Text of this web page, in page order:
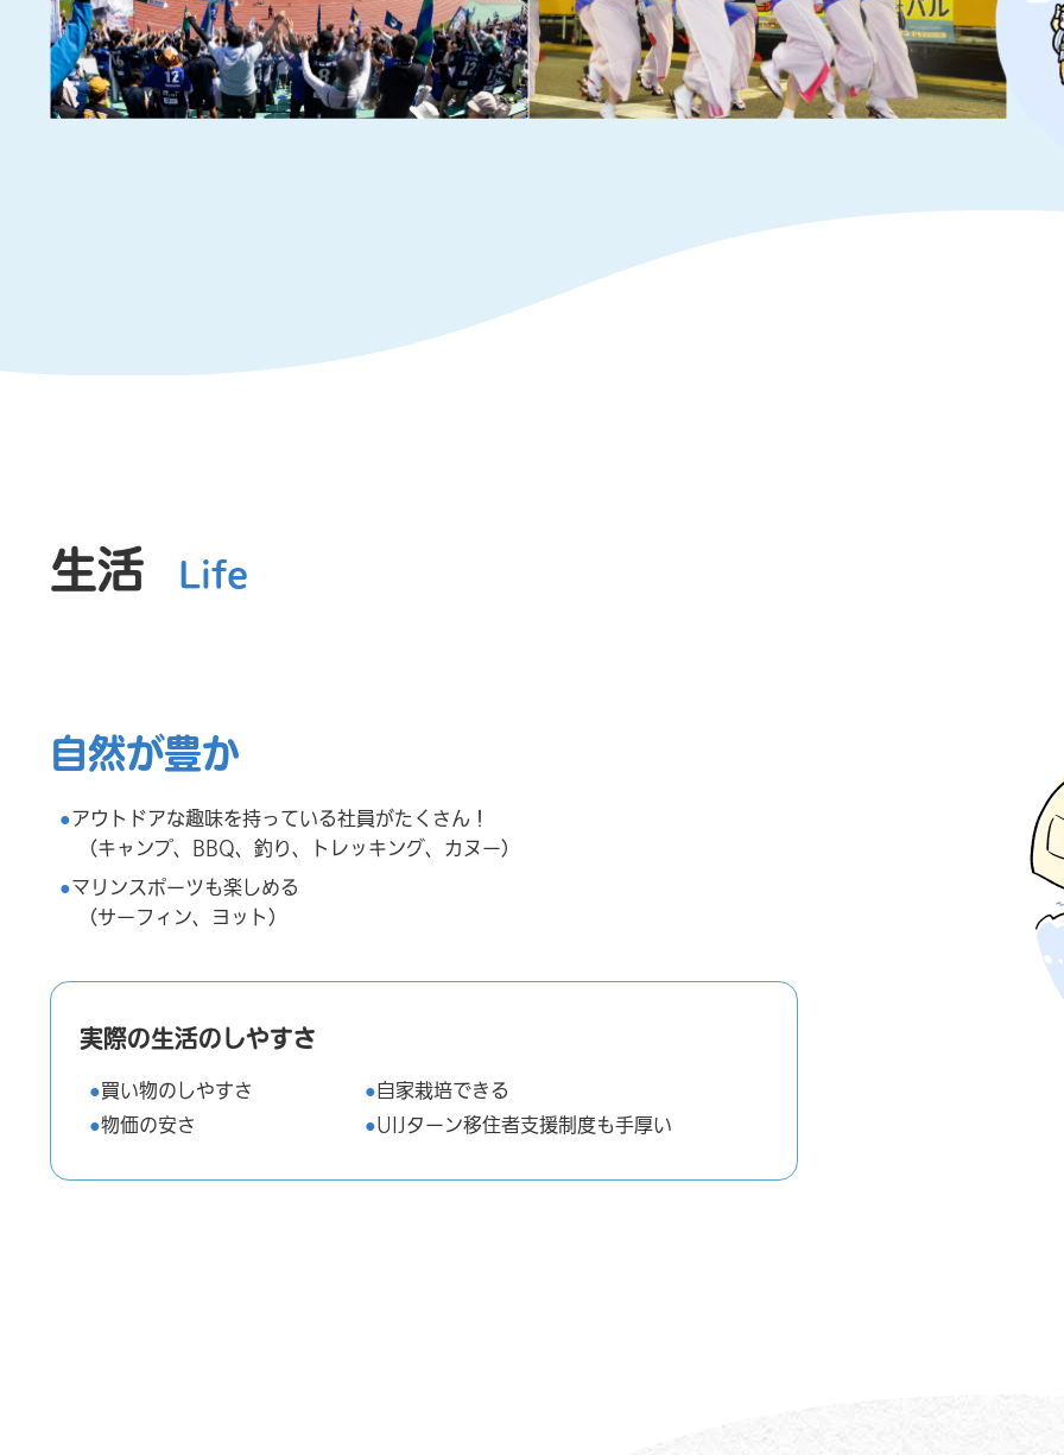
生活 Life
自然が豊か
アウトドアな趣味を持っている社員がたくさん！
（キャンプ、BBQ、釣り、トレッキング、カヌー）
マリンスポーツも楽しめる
（サーフィン、ヨット）
実際の生活のしやすさ
買い物のしやすさ
自家栽培できる
物価の安さ
UIJターン移住者支援制度も手厚い